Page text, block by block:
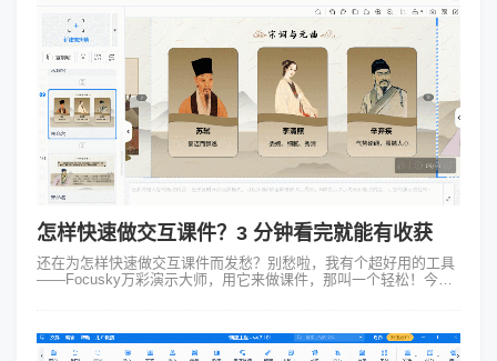
怎样快速做交互课件？3 分钟看完就能有收获
还在为怎样快速做交互课件而发愁？别愁啦，我有个超好用的工具
——Focusky万彩演示大师，用它来做课件，那叫一个轻松！今天